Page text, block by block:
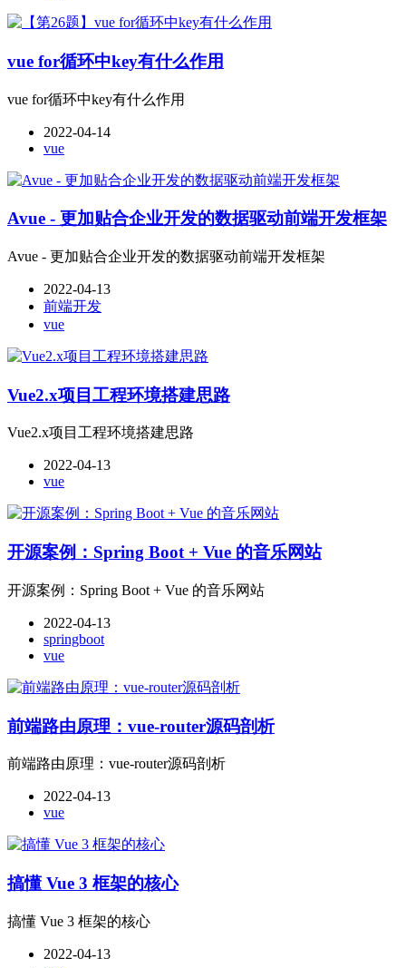
vue for循环中key有什么作用
vue for循环中key有什么作用
2022-04-14
vue
Avue - 更加贴合企业开发的数据驱动前端开发框架
Avue - 更加贴合企业开发的数据驱动前端开发框架
2022-04-13
前端开发
vue
Vue2.x项目工程环境搭建思路
Vue2.x项目工程环境搭建思路
2022-04-13
vue
开源案例：Spring Boot + Vue 的音乐网站
开源案例：Spring Boot + Vue 的音乐网站
2022-04-13
springboot
vue
前端路由原理：vue-router源码剖析
前端路由原理：vue-router源码剖析
2022-04-13
vue
搞懂 Vue 3 框架的核心
搞懂 Vue 3 框架的核心
2022-04-13